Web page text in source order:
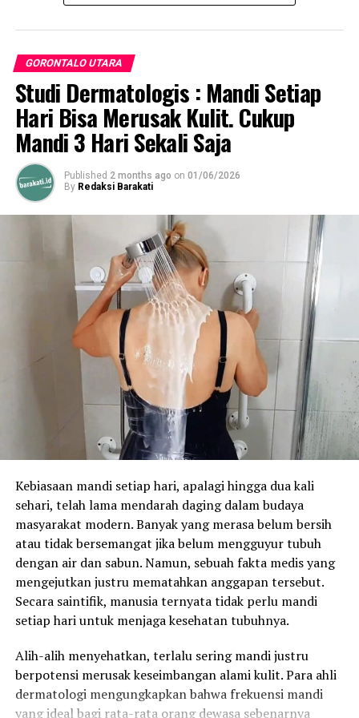
Lingkungan
Pemda Pohuwato Tiru Penataan Perumahan dan
Permukiman di Pemkot Palopo
GORONTALO UTARA
Studi Dermatologis : Mandi Setiap
Hari Bisa Merusak Kulit. Cukup
Mandi 3 Hari Sekali Saja
Published 2 months ago on 01/06/2026
By Redaksi Barakati
Kebiasaan mandi setiap hari, apalagi hingga dua kali
sehari, telah lama mendarah daging dalam budaya
masyarakat modern. Banyak yang merasa belum bersih
atau tidak bersemangat jika belum mengguyur tubuh
dengan air dan sabun. Namun, sebuah fakta medis yang
mengejutkan justru mematahkan anggapan tersebut.
Secara saintifik, manusia ternyata tidak perlu mandi
setiap hari untuk menjaga kesehatan tubuhnya.
Alih-alih menyehatkan, terlalu sering mandi justru
berpotensi merusak keseimbangan alami kulit. Para ahli
dermatologi mengungkapkan bahwa frekuensi mandi
yang ideal bagi rata-rata orang dewasa sebenarnya